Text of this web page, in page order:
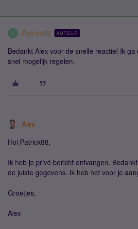
P Patrick88 AUTEUR
Bedankt Alex voor de snelle reactie! Ik
snel mogelijk regelen.
Alex
Hoi Patrick88,
Ik heb je privé bericht ontvangen.
de juiste gegevens. Ik heb het voor je
Groetjes,
Alex